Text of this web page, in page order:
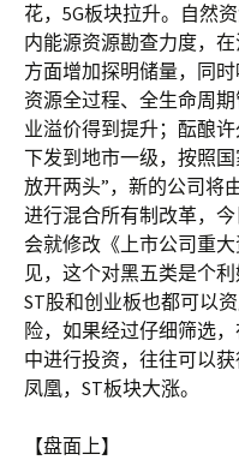
花，5G板块拉升。自然
内能源资源勘查力度，
方面增加探明储量，同
资源全过程、全生命周
业溢价得到提升；酝酿
下发到地市一级，按照国
放开两头”，新的公司将
进行混合所有制改革，
会就修改《上市公司重
见，这个对黑五类是个
ST股和创业板也都可以
险，如果经过仔细筛选
中进行投资，往往可以
凤凰，ST板块大涨。
【盘面上】